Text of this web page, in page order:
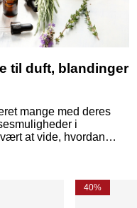
til duft, blandinger
mange med deres
i
at vide, hvordan
svar på de mest
40%